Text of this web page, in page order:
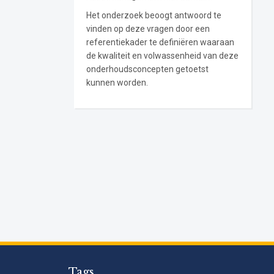
Het onderzoek beoogt antwoord te
vinden op deze vragen door een
referentiekader te definiëren waaraan
de kwaliteit en volwassenheid van deze
onderhoudsconcepten getoetst
kunnen worden.